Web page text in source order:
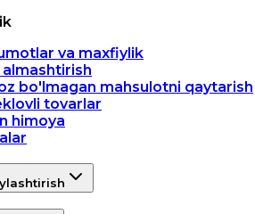
va maxfiylik
bo'lmagan mahsulotni qaytarish
tovarlar
himoya